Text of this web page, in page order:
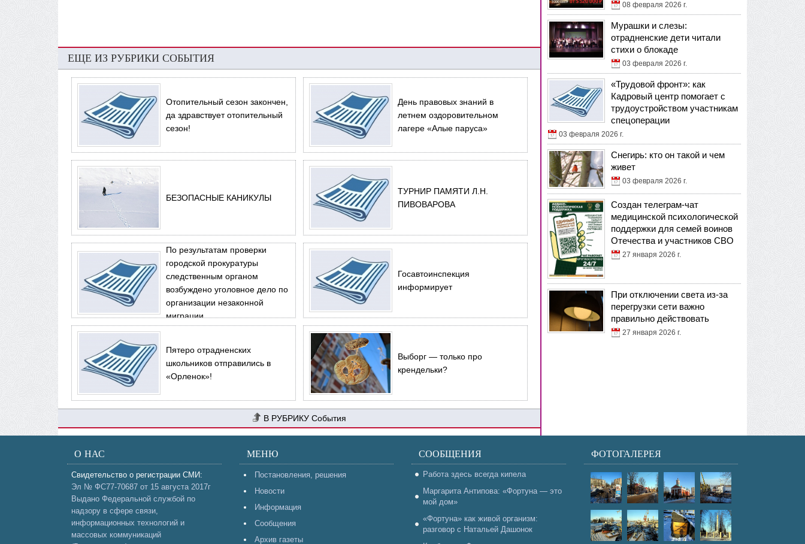
ЕЩЕ ИЗ РУБРИКИ СОБЫТИЯ
Отопительный сезон закончен,
да здравствует отопительный
сезон!
День правовых знаний в
летнем оздоровительном
лагере «Алые паруса»
БЕЗОПАСНЫЕ КАНИКУЛЫ
ТУРНИР ПАМЯТИ Л.Н.
ПИВОВАРОВА
По результатам проверки
городской прокуратуры
следственным органом
возбуждено уголовное дело по
организации незаконной
миграции
Госавтоинспекция
информирует
Пятеро отрадненских
школьников отправились в
«Орленок»!
Выборг — только про
крендельки?
События
08 февраля 2026 г.
Мурашки и слезы:
отрадненские дети читали
стихи о блокаде
03 февраля 2026 г.
«Трудовой фронт»: как
Кадровый центр помогает с
трудоустройством участникам
спецоперации
03 февраля 2026 г.
Снегирь: кто он такой и чем
живет
03 февраля 2026 г.
Создан телеграм-чат
медицинской психологической
поддержки для семей воинов
Отечества и участников СВО
27 января 2026 г.
При отключении света из-за
перегрузки сети важно
правильно действовать
27 января 2026 г.
О НАС
Свидетельство о регистрации СМИ:
Эл № ФС77-70687 от 15 августа 2017г
Выдано Федеральной службой по
надзору в сфере связи,
информационных технологий и
массовых коммуникаций
МЕНЮ
Постановления, решения
Новости
Информация
Сообщения
Архив газеты
СООБЩЕНИЯ
Работа здесь всегда кипела
Маргарита Антипова: «Фортуна — это
мой дом»
«Фортуна» как живой организм:
разговор с Натальей Дашонок
ФОТОГАЛЕРЕЯ